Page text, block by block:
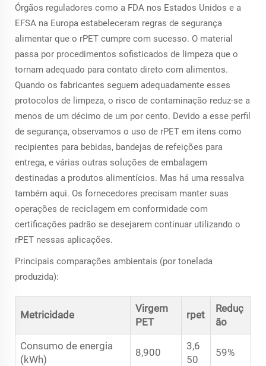
Órgãos reguladores como a FDA nos Estados Unidos e a
EFSA na Europa estabeleceram regras de segurança
alimentar que o rPET cumpre com sucesso. O material
passa por procedimentos sofisticados de limpeza que o
tornam adequado para contato direto com alimentos.
Quando os fabricantes seguem adequadamente esses
protocolos de limpeza, o risco de contaminação reduz-se a
menos de um décimo de um por cento. Devido a esse perfil
de segurança, observamos o uso de rPET em itens como
recipientes para bebidas, bandejas de refeições para
entrega, e várias outras soluções de embalagem
destinadas a produtos alimentícios. Mas há uma ressalva
também aqui. Os fornecedores precisam manter suas
operações de reciclagem em conformidade com
certificações padrão se desejarem continuar utilizando o
rPET nessas aplicações.
Principais comparações ambientais (por tonelada
produzida):
Metricidade
Virgem
PET
rpet
Reduç
ão
Consumo de energia
(kWh)
8,900
3,6
50
59%